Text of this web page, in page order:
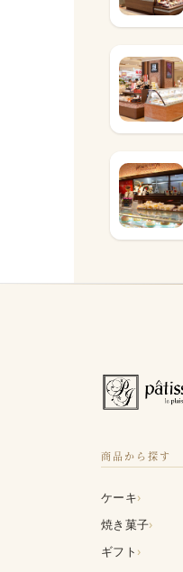
商品から探す
ケーキ›
焼き菓子›
ギフト ›